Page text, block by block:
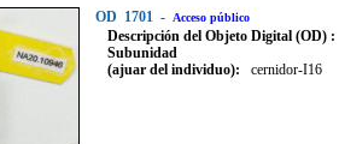
OD 1701 - Acceso público
Descripción del Objeto Digital (OD) :
Subunidad
(ajuar del individuo):
cernidor-I16